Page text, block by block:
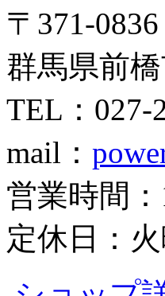
〒371-0836
群馬県前
TEL：027-
mail：
営業時間
定休日：火